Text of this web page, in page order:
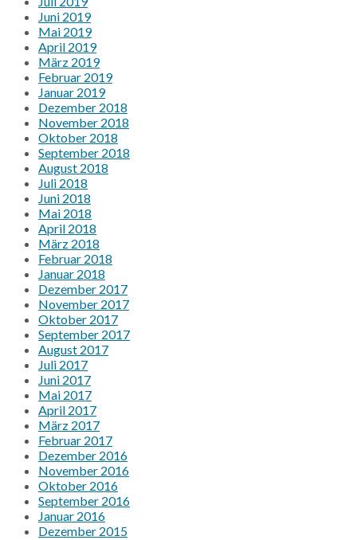
Juni 2019
Mai 2019
April 2019
März 2019
Februar 2019
Januar 2019
Dezember 2018
November 2018
Oktober 2018
September 2018
August 2018
Juli 2018
Juni 2018
Mai 2018
April 2018
März 2018
Februar 2018
Januar 2018
Dezember 2017
November 2017
Oktober 2017
September 2017
August 2017
Juli 2017
Juni 2017
Mai 2017
April 2017
März 2017
Februar 2017
Dezember 2016
November 2016
Oktober 2016
September 2016
Januar 2016
Dezember 2015